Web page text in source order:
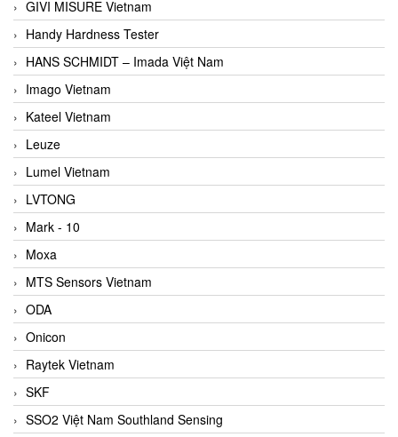
GIVI MISURE Vietnam
Handy Hardness Tester
HANS SCHMIDT – Imada Việt Nam
Imago Vietnam
Kateel Vietnam
Leuze
Lumel Vietnam
LVTONG
Mark - 10
Moxa
MTS Sensors Vietnam
ODA
Onicon
Raytek Vietnam
SKF
SSO2 Việt Nam Southland Sensing